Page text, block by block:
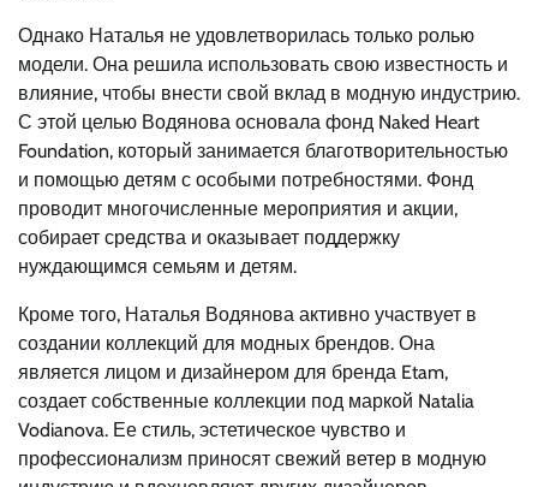
Однако Наталья не удовлетворилась только ролью
модели. Она решила использовать свою известность и
влияние, чтобы внести свой вклад в модную индустрию.
С этой целью Водянова основала фонд Naked Heart
Foundation, который занимается благотворительностью
и помощью детям с особыми потребностями. Фонд
проводит многочисленные мероприятия и акции,
собирает средства и оказывает поддержку
нуждающимся семьям и детям.
Кроме того, Наталья Водянова активно участвует в
создании коллекций для модных брендов. Она
является лицом и дизайнером для бренда Etam,
создает собственные коллекции под маркой Natalia
Vodianova. Ее стиль, эстетическое чувство и
профессионализм приносят свежий ветер в модную